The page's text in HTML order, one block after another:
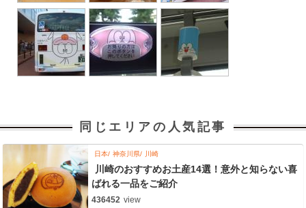
同じエリアの人気記事
日本 神奈川県 川崎
川崎のおすすめお土産14選！意外と知らない喜
ばれる一品をご紹介
436452 view